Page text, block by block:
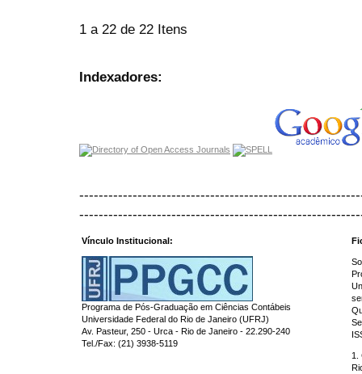
1 a 22 de 22 Itens
Indexadores:
Vínculo Institucional:
Programa de Pós-Graduação em Ciências Contábeis
Universidade Federal do Rio de Janeiro (UFRJ)
Av. Pasteur, 250 - Urca - Rio de Janeiro - 22.290-240
Tel./Fax: (21) 3938-5119
1.